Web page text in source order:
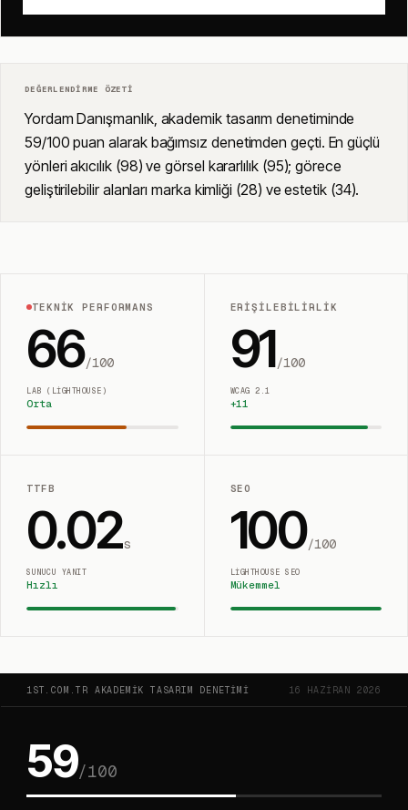
DEĞERLENDIRME ÖZETI
Yordam Danışmanlık, akademik tasarım denetiminde
59/100 puan alarak bağımsız denetimden geçti. En güçlü
yönleri akıcılık (98) ve görsel kararlılık (95); görece
geliştirilebilir alanları marka kimliği (28) ve estetik (34).
TEKNIK PERFORMANS
66/100
LAB (LIGHTHOUSE)
Orta
ERIŞILEBILIRLIK
91/100
WCAG 2.1
+11
TTFB
0.02s
SUNUCU YANIT
Hızlı
SEO
100/100
LIGHTHOUSE SEO
Mükemmel
1ST.COM.TR AKADEMIK TASARIM DENETIMI 16 HAZIRAN 2026
59/100